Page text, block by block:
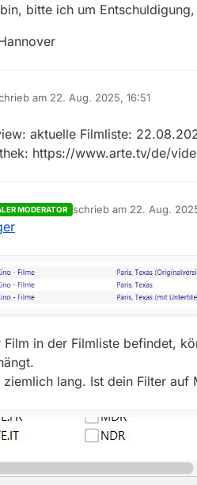
bitte ich um
am 22. Aug. 2025, 16:51
editiert von
aktuelle Filmliste:
https://www.arte.tv/de/
MODERATOR schrieb am 22. Aug.
zuletzt editiert von
Film in der Filmliste befindet,
ziemlich lang. Ist dein Filter auf